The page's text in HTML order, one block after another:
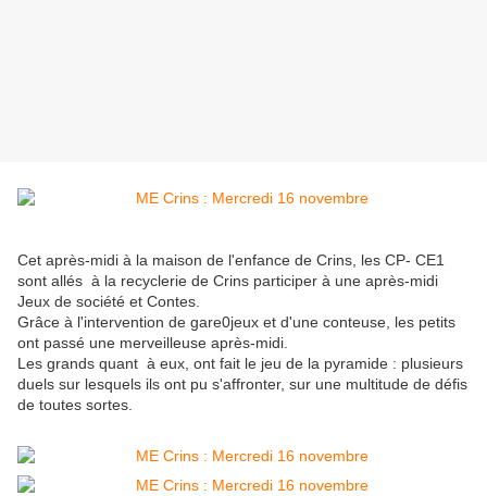
Cet après-midi à la maison de l'enfance de Crins, les CP- CE1
sont allés à la recyclerie de Crins participer à une après-midi
Jeux de société et Contes.
Grâce à l'intervention de gare0jeux et d'une conteuse, les petits
ont passé une merveilleuse après-midi.
Les grands quant à eux, ont fait le jeu de la pyramide : plusieurs
duels sur lesquels ils ont pu s'affronter, sur une multitude de défis
de toutes sortes.